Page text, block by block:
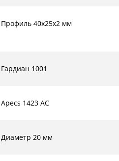
Профиль 40х25х2 мм
Гардиан 1001
Apecs 1423 AC
Диаметр 20 мм